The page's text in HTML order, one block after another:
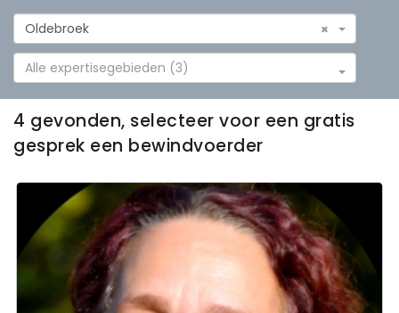
×
Oldebroek
Alle expertisegebieden (3)
4 gevonden, selecteer voor een gratis
gesprek een bewindvoerder